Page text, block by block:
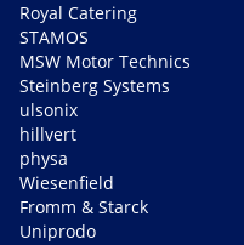
Royal Catering
STAMOS
MSW Motor Technics
Steinberg Systems
ulsonix
hillvert
physa
Wiesenfield
Fromm & Starck
Uniprodo